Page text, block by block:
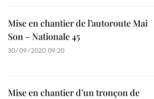
Mise en chantier de l’autoroute Mai
Son – Nationale 45
30/09/2020 09:20
Mise en chantier d’un tronçon de